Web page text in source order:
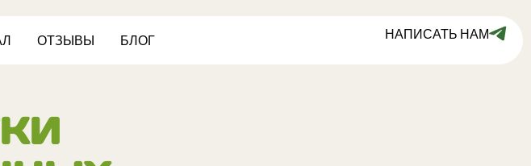
ОТЗЫВЫ БЛОГ НАПИСАТЬ НАМ